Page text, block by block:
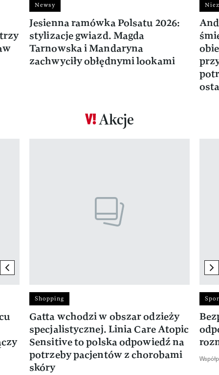
Newsy
Jesienna ramówka Polsatu 2026:
stylizacje gwiazd. Magda
Tarnowska i Mandaryna
zachwyciły obłędnymi lookami
Akcje
previous element
Shopping
Gatta wchodzi w obszar odzieży
specjalistycznej. Linia Care Atopic
Sensitive to polska odpowiedź na
potrzeby pacjentów z chorobami
skóry